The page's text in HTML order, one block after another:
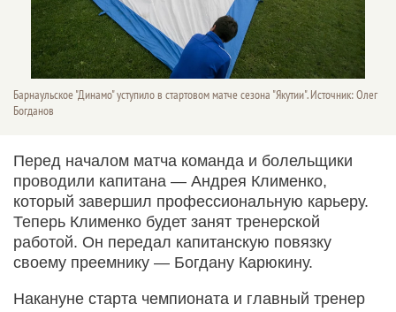
Барнаульское "Динамо" уступило в стартовом матче сезона "Якутии". Источник: Олег
Богданов
Перед началом матча команда и болельщики
проводили капитана — Андрея Клименко,
который завершил профессиональную карьеру.
Теперь Клименко будет занят тренерской
работой. Он передал капитанскую повязку
своему преемнику — Богдану Карюкину.
Накануне старта чемпионата и главный тренер